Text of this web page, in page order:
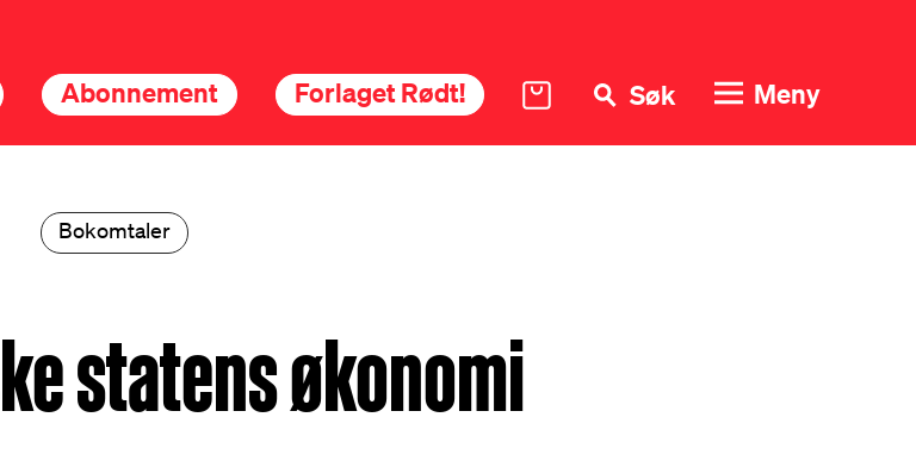
Abonnement Forlaget Rødt! Søk Meny
Bokomtaler
statens økonomi